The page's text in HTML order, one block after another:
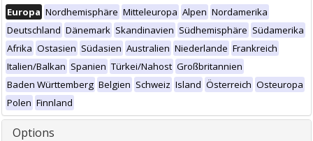
Europa Nordhemisphäre Mitteleuropa Alpen Nordamerika
Deutschland Dänemark Skandinavien Südhemisphäre Südamerika
Afrika Ostasien Südasien Australien Niederlande Frankreich
Italien/Balkan Spanien Türkei/Nahost Großbritannien
Baden Württemberg Belgien Schweiz Island Österreich Osteuropa
Polen Finnland
Options